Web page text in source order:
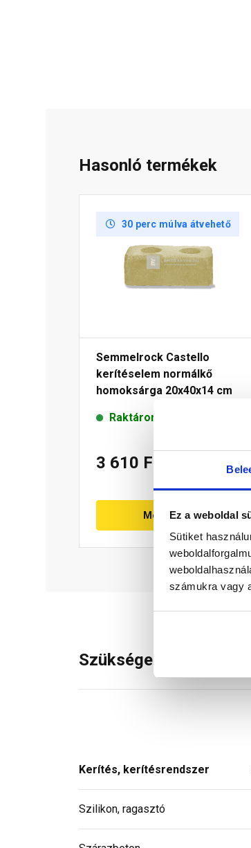
Ez a weboldal
Sütiket
számukra vagy
Hasonló termékek
30 perc múlva átvehető
Semmelrock Castello
kerítéselem normálkő
homoksárga 20x40x14 cm
Raktáron
3 610 Ft
Megnézem
Szükséged lehet rá
Kerítés, kerítésrendszer
Szilikon, ragasztó